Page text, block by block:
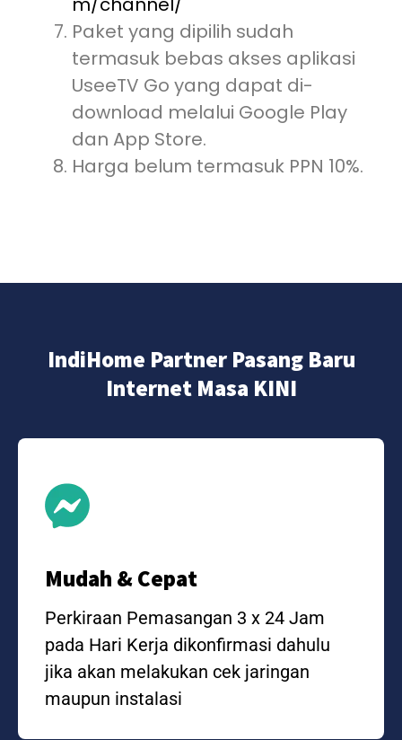
Paket yang dipilih sudah
termasuk bebas akses aplikasi
UseeTV Go yang dapat di-
download melalui Google Play
dan App Store.
Harga belum termasuk PPN 10%.
IndiHome Partner Pasang Baru
Internet Masa KINI
Mudah & Cepat
Perkiraan Pemasangan 3 x 24 Jam
pada Hari Kerja dikonfirmasi dahulu
jika akan melakukan cek jaringan
maupun instalasi